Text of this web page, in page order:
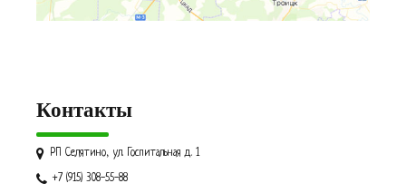
Контакты
РП Селятино, ул. Госпитальная д. 1
+7 (915) 308-55-88